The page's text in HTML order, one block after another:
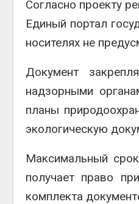
Согласно проекту
Единый портал
носителях не
Документ
надзорными
планы
экологическую
Максимальный
получает право
комплекта